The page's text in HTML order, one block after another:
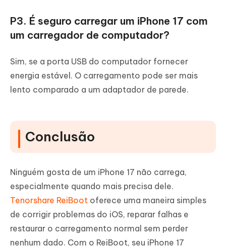
P3. É seguro carregar um iPhone 17 com
um carregador de computador?
Sim, se a porta USB do computador fornecer
energia estável. O carregamento pode ser mais
lento comparado a um adaptador de parede.
Conclusão
Ninguém gosta de um iPhone 17 não carrega,
especialmente quando mais precisa dele.
Tenorshare ReiBoot oferece uma maneira simples
de corrigir problemas do iOS, reparar falhas e
restaurar o carregamento normal sem perder
nenhum dado. Com o ReiBoot, seu iPhone 17